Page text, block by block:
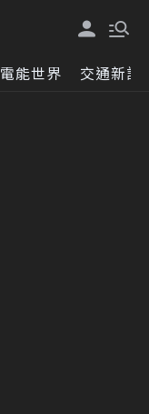
電能世界 交通新訊